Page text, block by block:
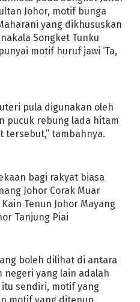
Johor, motif bunga
yang dikhususkan
Songket Tunku
motif huruf jawi ‘Ta,
pula digunakan oleh
pucuk rebung lada hitam
tersebut,” tambahnya.
bagi rakyat biasa
Johor Corak Muar
Tenun Johor Mayang
Tanjung Piai
boleh dilihat di antara
negeri yang lain adalah
sendiri, motif yang